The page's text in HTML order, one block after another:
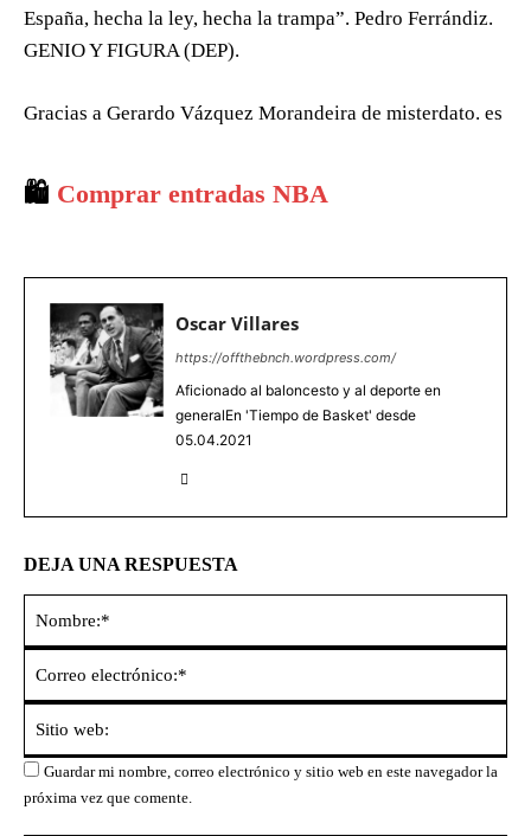
España, hecha la ley, hecha la trampa”. Pedro Ferrándiz.
GENIO Y FIGURA (DEP).
Gracias a Gerardo Vázquez Morandeira de misterdato. es
🛍️ Comprar entradas NBA
Oscar Villares
https://offthebnch.wordpress.com/
Aficionado al baloncesto y al deporte en
generalEn 'Tiempo de Basket' desde
05.04.2021
DEJA UNA RESPUESTA
Guardar mi nombre, correo electrónico y sitio web en este navegador la
próxima vez que comente.